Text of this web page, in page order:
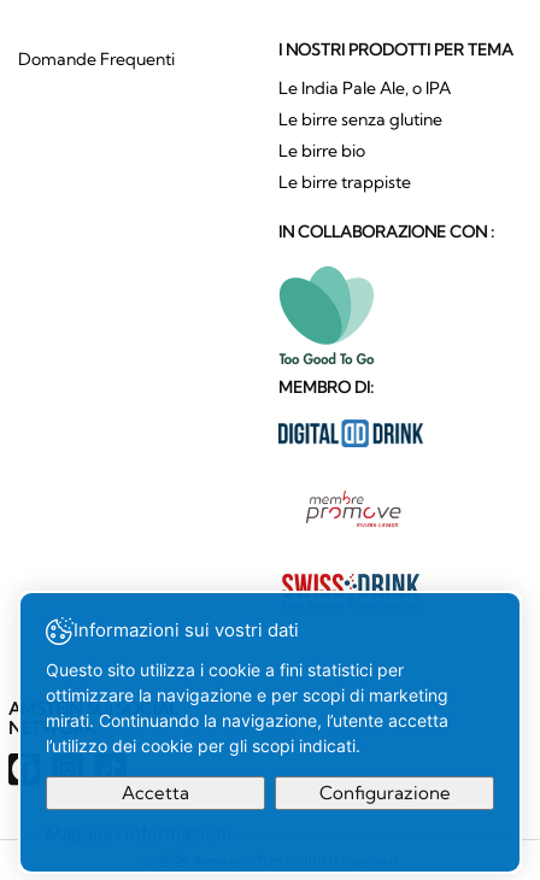
Domande Frequenti I NOSTRI PRODOTTI PER TEMA
Le India Pale Ale, o IPA
Le birre senza glutine
Le birre bio
Le birre trappiste
IN COLLABORAZIONE CON :
MEMBRO DI:
AMSTEIN SUI SOCIAL
NETWORK
Informazioni sui vostri dati
Questo sito utilizza i cookie a fini statistici per
ottimizzare la navigazione e per scopi di marketing
mirati. Continuando la navigazione, l’utente accetta
l’utilizzo dei cookie per gli scopi indicati.
Accetta Configurazione